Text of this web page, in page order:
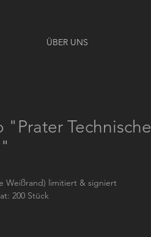
ÜBER UNS
"Prater Technische
Weißrand) limitiert & signiert
200 Stück